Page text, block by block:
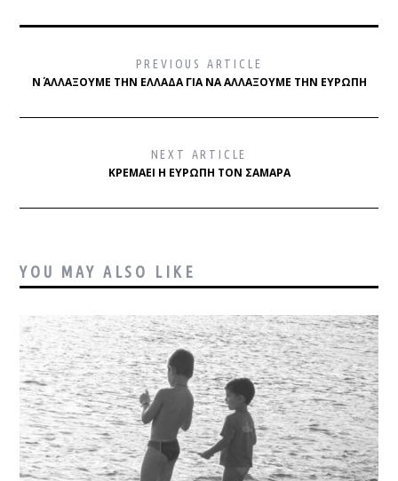
PREVIOUS ARTICLE
Ν΄ ΑΛΛΆΞΟΥΜΕ ΤΗΝ ΕΛΛΆΔΑ ΓΙΑ ΝΑ ΑΛΛΆΞΟΥΜΕ ΤΗΝ ΕΥΡΏΠΗ
NEXT ARTICLE
ΚΡΕΜΆΕΙ Η ΕΥΡΏΠΗ ΤΟΝ ΣΑΜΑΡΆ
YOU MAY ALSO LIKE